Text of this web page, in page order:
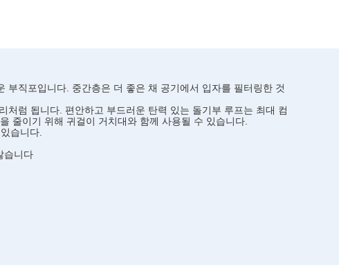
부직포입니다 . 중간층은 더 좋은 채 공기에서 입자를 필터링한 것
럼 됩니다. 편안하고 부드러운 탄력 있는 돌기부 루프는 최대 컴
줄이기 위해 귀걸이 거치대와 함께 사용될 수 있습니다
습니다.
습니다